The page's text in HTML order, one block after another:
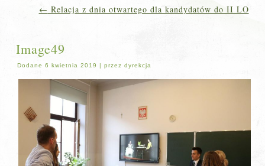
← Relacja z dnia otwartego dla kandydatów do II LO
Image49
Dodane 6 kwietnia 2019 |przez dyrekcja